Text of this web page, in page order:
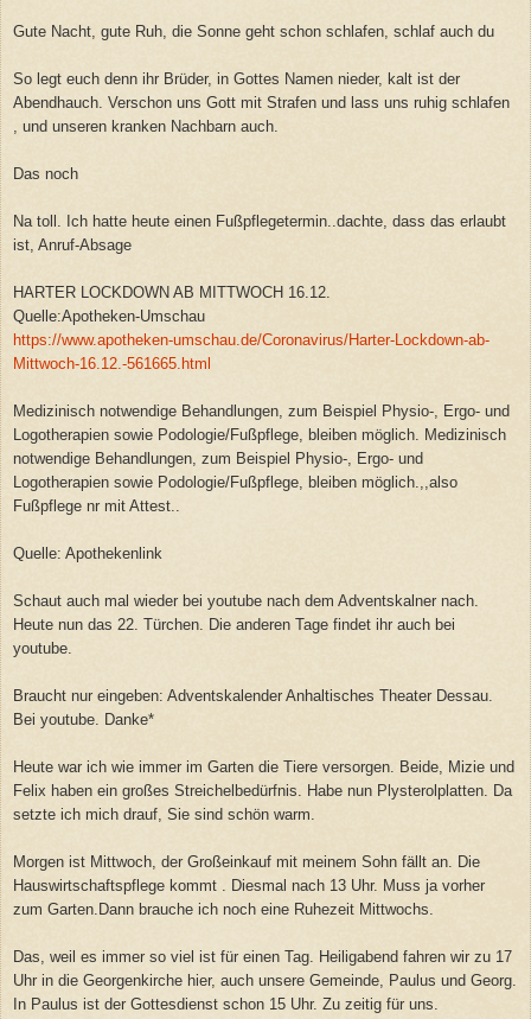
Gute Nacht, gute Ruh, die Sonne geht schon schlafen, schlaf auch du
So legt euch denn ihr Brüder, in Gottes Namen nieder, kalt ist der
Abendhauch. Verschon uns Gott mit Strafen und lass uns ruhig schlafen
, und unseren kranken Nachbarn auch.
Das noch
Na toll. Ich hatte heute einen Fußpflegetermin..dachte, dass das erlaubt
ist, Anruf-Absage
HARTER LOCKDOWN AB MITTWOCH 16.12.
Quelle:Apotheken-Umschau
https://www.apotheken-umschau.de/Coronavirus/Harter-Lockdown-ab-
Mittwoch-16.12.-561665.html
Medizinisch notwendige Behandlungen, zum Beispiel Physio-, Ergo- und
Logotherapien sowie Podologie/Fußpflege, bleiben möglich. Medizinisch
notwendige Behandlungen, zum Beispiel Physio-, Ergo- und
Logotherapien sowie Podologie/Fußpflege, bleiben möglich.,,also
Fußpflege nr mit Attest..
Quelle: Apothekenlink
Schaut auch mal wieder bei youtube nach dem Adventskalner nach.
Heute nun das 22. Türchen. Die anderen Tage findet ihr auch bei
youtube.
Braucht nur eingeben: Adventskalender Anhaltisches Theater Dessau.
Bei youtube. Danke*
Heute war ich wie immer im Garten die Tiere versorgen. Beide, Mizie und
Felix haben ein großes Streichelbedürfnis. Habe nun Plysterolplatten. Da
setzte ich mich drauf, Sie sind schön warm.
Morgen ist Mittwoch, der Großeinkauf mit meinem Sohn fällt an. Die
Hauswirtschaftspflege kommt . Diesmal nach 13 Uhr. Muss ja vorher
zum Garten.Dann brauche ich noch eine Ruhezeit Mittwochs.
Das, weil es immer so viel ist für einen Tag. Heiligabend fahren wir zu 17
Uhr in die Georgenkirche hier, auch unsere Gemeinde, Paulus und Georg.
In Paulus ist der Gottesdienst schon 15 Uhr. Zu zeitig für uns.